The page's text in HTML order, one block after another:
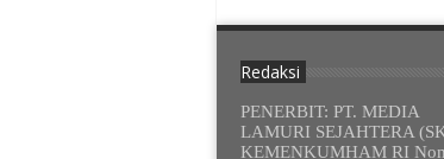
Redaksi
PENERBIT: PT. MEDIA
LAMURI SEJAHTERA
KEMENKUMHAM RI